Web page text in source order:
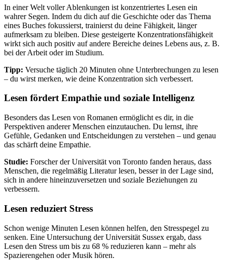
In einer Welt voller Ablenkungen ist konzentriertes Lesen ein
wahrer Segen. Indem du dich auf die Geschichte oder das Thema
eines Buches fokussierst, trainierst du deine Fähigkeit, länger
aufmerksam zu bleiben. Diese gesteigerte Konzentrationsfähigkeit
wirkt sich auch positiv auf andere Bereiche deines Lebens aus, z. B.
bei der Arbeit oder im Studium.
Tipp: Versuche täglich 20 Minuten ohne Unterbrechungen zu lesen
– du wirst merken, wie deine Konzentration sich verbessert.
Lesen fördert Empathie und soziale Intelligenz
Besonders das Lesen von Romanen ermöglicht es dir, in die
Perspektiven anderer Menschen einzutauchen. Du lernst, ihre
Gefühle, Gedanken und Entscheidungen zu verstehen – und genau
das schärft deine Empathie.
Studie: Forscher der Universität von Toronto fanden heraus, dass
Menschen, die regelmäßig Literatur lesen, besser in der Lage sind,
sich in andere hineinzuversetzen und soziale Beziehungen zu
verbessern.
Lesen reduziert Stress
Schon wenige Minuten Lesen können helfen, den Stresspegel zu
senken. Eine Untersuchung der Universität Sussex ergab, dass
Lesen den Stress um bis zu 68 % reduzieren kann – mehr als
Spazierengehen oder Musik hören.